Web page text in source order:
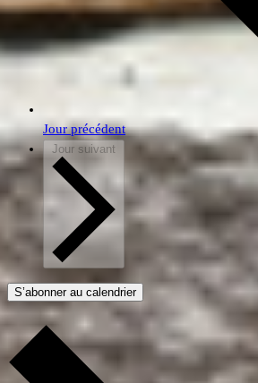
Jour précédent
Jour suivant
S’abonner au calendrier